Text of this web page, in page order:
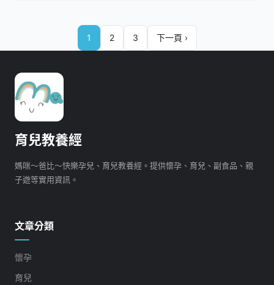
1 2 3 下一頁 ›
育兒教養經
媽咪～爸比～快樂孕兒、育兒教養經。提供懷孕、育兒、副食品、親
子遊等實用資訊。
文章分類
懷孕
育兒